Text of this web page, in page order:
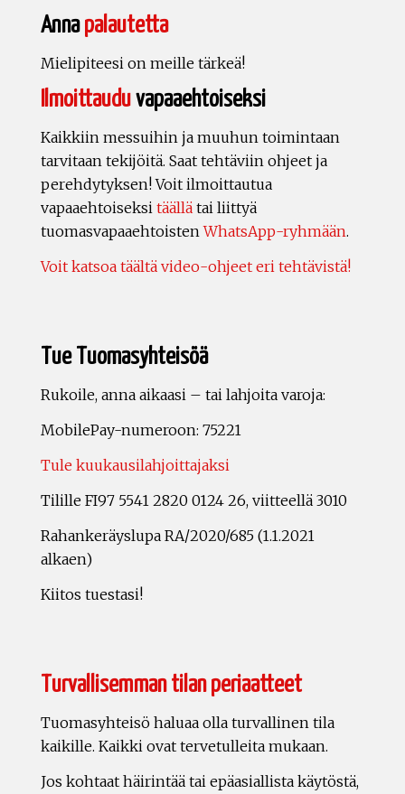
Annapalautetta
Mielipiteesi on meille tärkeä!
Ilmoittauduvapaaehtoiseksi
Kaikkiin messuihin ja muuhun toimintaan
tarvitaan tekijöitä. Saat tehtäviin ohjeet ja
perehdytyksen! Voit ilmoittautua
vapaaehtoiseksi täällä tai liittyä
tuomasvapaaehtoistenWhatsApp-ryhmään.
Voit katsoa täältä video-ohjeet eri tehtävistä!
Tue Tuomasyhteisöä
Rukoile, anna aikaasi – tai lahjoita varoja:
MobilePay-numeroon: 75221
Tule kuukausilahjoittajaksi
Tilille FI97 5541 2820 0124 26, viitteellä 3010
Rahankeräyslupa RA/2020/685 (1.1.2021
alkaen)
Kiitos tuestasi!
Turvallisemman tilan periaatteet
Tuomasyhteisö haluaa olla turvallinen tila
kaikille. Kaikki ovat tervetulleita mukaan.
Jos kohtaat häirintää tai epäasiallista käytöstä,